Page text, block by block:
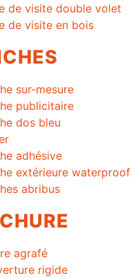
de visite double volet
de visite en bois
sur-mesure
publicitaire
dos bleu
adhésive
extérieure waterproof
abribus
agrafé
rigide